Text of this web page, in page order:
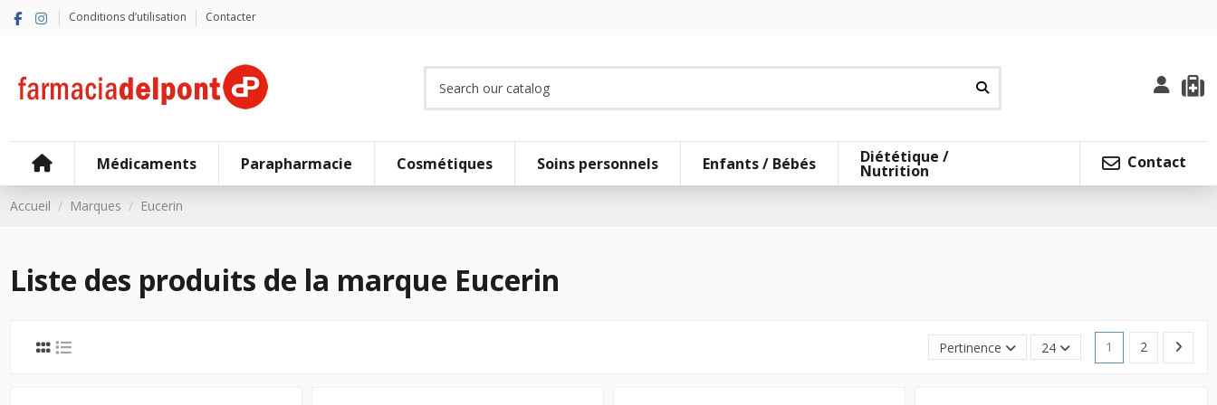
Conditions d’utilisation Contacter
Médicaments Parapharmacie Cosmétiques Soins personnels Enfants / Bébés Diététique /
Nutrition Contact
Accueil Marques Eucerin
Liste des produits de la marque Eucerin
Pertinence 24 1 2